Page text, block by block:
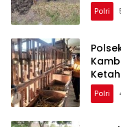
Polri
Polri